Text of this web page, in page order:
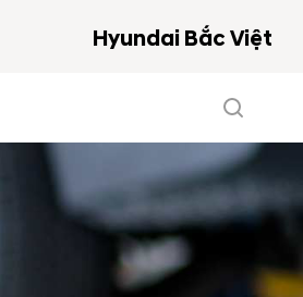
Hyundai Bắc Việt